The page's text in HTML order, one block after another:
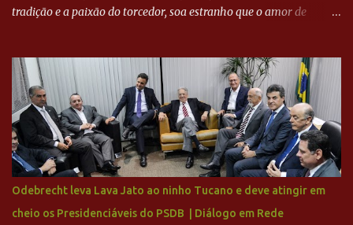
tradição e a paixão do torcedor, soa estranho que o amor de
feito imediatamente para pagamento de dívidas emergenciais e
investimentos no departamento de futebol. O projeto apresentado
para a recuperação do Cruzeiro, o aporte financeiro inicial, com
Ronaldo sendo solidário à dívida de R$ 1 bilhão a partir de agora,
mais o peso que o ex-atacante tem no mundo do futebol, além de
sua história na Raposa, pesaram para que um dos mais icônicos
camisas 9 acertasse a compra do clube. Fonte: Itatiaia Fonte:
ADVOGADO DO CRUZEIRO NA SAF EXPLICA SITUAÇÃO DO
CRUZEIRO - RONALDO COMPROU 90% DAS AÇÕES DO CLUBE
Odebrecht leva Lava Jato ao ninho Tucano e deve atingir em
cheio os Presidenciáveis do PSDB | Diálogo em Rede